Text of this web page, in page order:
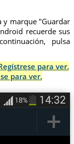
y marque "Guardar
recuerde sus
pulsa
para ver.
para ver.